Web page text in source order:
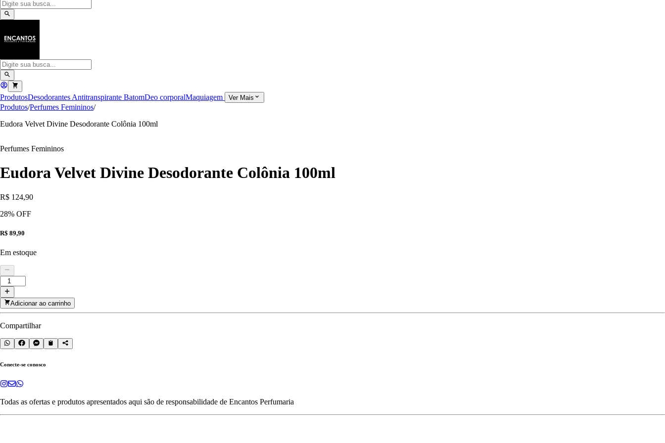
ProdutosDesodorantes Antitranspirante BatomDeo corporalMaquiagem Ver Mais
Produtos/Perfumes Femininos/
Eudora Velvet Divine Desodorante Colônia 100ml
Perfumes Femininos
Eudora Velvet Divine Desodorante Colônia 100ml
R$ 124,90
28% OFF
R$ 89,90
Em estoque
Adicionar ao carrinho
Compartilhar
Conecte-se conosco
Todas as ofertas e produtos apresentados aqui são de responsabilidade de Encantos Perfumaria